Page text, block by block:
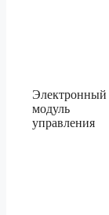
Электронный
модуль
управления